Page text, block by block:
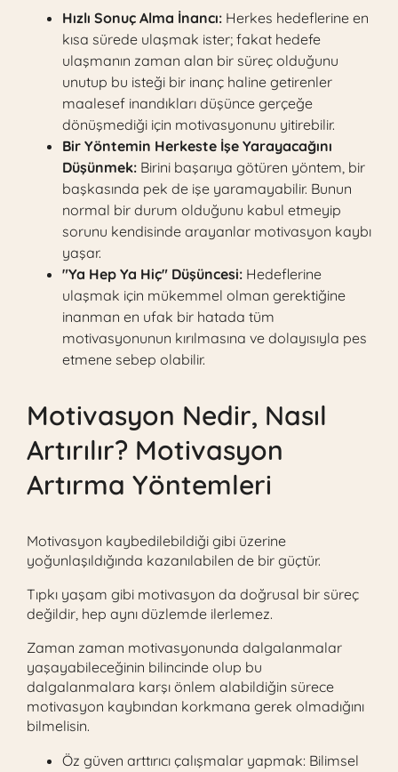
Hızlı Sonuç Alma İnancı: Herkes hedeflerine en
kısa sürede ulaşmak ister; fakat hedefe
ulaşmanın zaman alan bir süreç olduğunu
unutup bu isteği bir inanç haline getirenler
maalesef inandıkları düşünce gerçeğe
dönüşmediği için motivasyonunu yitirebilir.
Bir Yöntemin Herkeste İşe Yarayacağını
Düşünmek: Birini başarıya götüren yöntem, bir
başkasında pek de işe yaramayabilir. Bunun
normal bir durum olduğunu kabul etmeyip
sorunu kendisinde arayanlar motivasyon kaybı
yaşar.
"Ya Hep Ya Hiç" Düşüncesi: Hedeflerine
ulaşmak için mükemmel olman gerektiğine
inanman en ufak bir hatada tüm
motivasyonunun kırılmasına ve dolayısıyla pes
etmene sebep olabilir.
Motivasyon Nedir, Nasıl
Artırılır? Motivasyon
Artırma Yöntemleri
Motivasyon kaybedilebildiği gibi üzerine
yoğunlaşıldığında kazanılabilen de bir güçtür.
Tıpkı yaşam gibi motivasyon da doğrusal bir süreç
değildir, hep aynı düzlemde ilerlemez.
Zaman zaman motivasyonunda dalgalanmalar
yaşayabileceğinin bilincinde olup bu
dalgalanmalara karşı önlem alabildiğin sürece
motivasyon kaybından korkmana gerek olmadığını
bilmelisin.
Öz güven arttırıcı çalışmalar yapmak: Bilimsel